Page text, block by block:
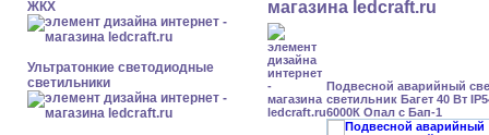
ЖКХ
Ультратонкие светодиодные
светильники
Подвесной аварийный
светильник Багет 40 Вт
6000К Опал с Бап-1